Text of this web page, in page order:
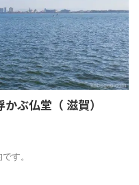
かぶ仏堂（ 滋賀）
す。